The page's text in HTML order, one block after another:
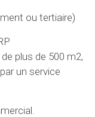
ou tertiaire)
plus de 500 m2,
un service